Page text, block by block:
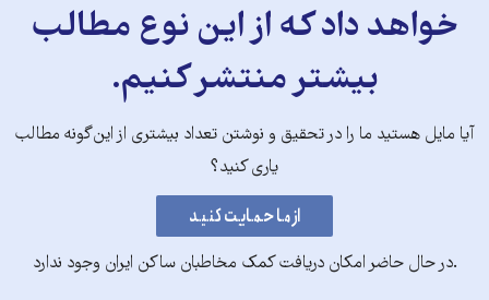
خواهد داد که از این نوع مطالب
بیشتر منتشر کنیم.
آیا مایل هستید ما را در تحقیق و نوشتن تعداد بیشتری از این‌گونه مطالب
یاری کنید؟
.در حال حاضر امکان دریافت کمک مخاطبان ساکن ایران وجود ندارد